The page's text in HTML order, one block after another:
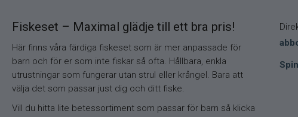
Fiskeset – Maximal glädje till ett bra pris!
Här finns våra färdiga fiskeset som är mer anpassade för
barn och för er som inte fiskar så ofta. Hållbara, enkla
utrustningar som fungerar utan strul eller krångel. Bara att
välja det som passar just dig och ditt fiske.
Vill du hitta lite betessortiment som passar för barn så klicka